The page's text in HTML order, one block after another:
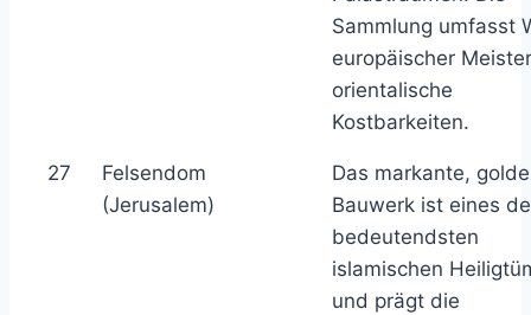
Sammlung umfasst
europäischer
orientalische
Kostbarkeiten.
27
Felsendom
(Jerusalem)
Das markante,
Bauwerk ist eines
bedeutendsten
islamischen
und prägt die